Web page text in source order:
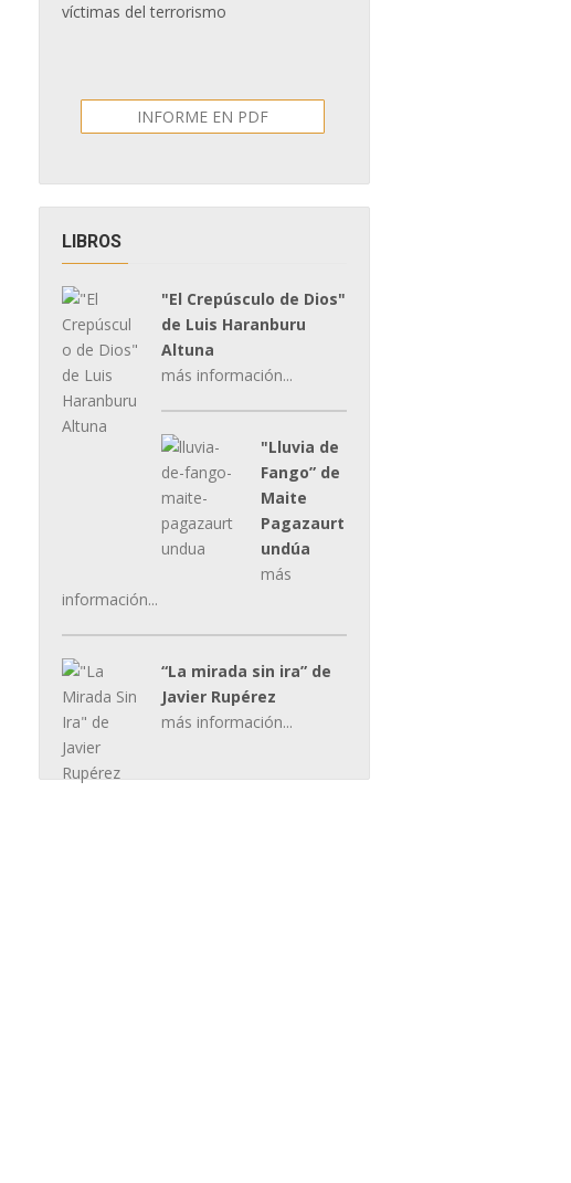
víctimas del terrorismo
INFORME EN PDF
LIBROS
"El Crepúsculo de Dios"
de Luis Haranburu
Altuna
más información...
"Lluvia de
Fango” de
Maite
Pagazaurt
undúa
más
información...
“La mirada sin ira” de
Javier Rupérez
más información...